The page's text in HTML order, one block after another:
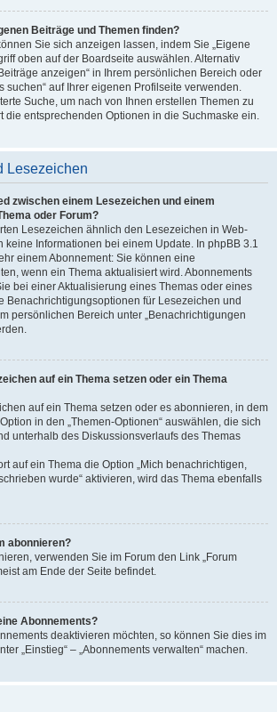
Beiträge und Themen finden?
Sie sich anzeigen lassen, indem Sie „Eigene
oben auf der Boardseite auswählen. Alternativ
anzeigen“ in Ihrem persönlichen Bereich oder
suchen“ auf Ihrer eigenen Profilseite verwenden.
Suche, um nach von Ihnen erstellen Themen zu
die entsprechenden Optionen in die Suchmaske ein.
Lesezeichen
zwischen einem Lesezeichen und einem
oder Forum?
Lesezeichen ähnlich den Lesezeichen in Web-
keine Informationen bei einem Update. In phpBB 3.1
einem Abonnement: Sie können eine
wenn ein Thema aktualisiert wird. Abonnements
bei einer Aktualisierung eines Themas oder eines
Benachrichtigungsoptionen für Lesezeichen und
persönlichen Bereich unter „Benachrichtigungen
auf ein Thema setzen oder ein Thema
auf ein Thema setzen oder es abonnieren, in dem
in den „Themen-Optionen“ auswählen, die sich
unterhalb des Diskussionsverlaufs des Themas
auf ein Thema die Option „Mich benachrichtigen,
wurde“ aktivieren, wird das Thema ebenfalls
abonnieren?
verwenden Sie im Forum den Link „Forum
am Ende der Seite befindet.
Abonnements?
deaktivieren möchten, so können Sie dies im
„Einstieg“ – „Abonnements verwalten“ machen.